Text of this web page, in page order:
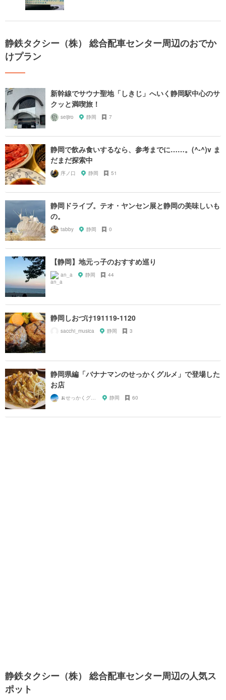
静鉄タクシー（株） 総合配車センター周辺のおでか
けプラン
新幹線でサウナ聖地「しきじ」へいく静岡駅中心のサ
クッと満喫旅！
seijiro 静岡 7
静岡で飲み食いするなら、参考までに……。(^-^)v ま
だまだ探索中
序ノ口 静岡 51
静岡ドライブ。テオ・ヤンセン展と静岡の美味しいも
の。
tabby 静岡 0
【静岡】地元っ子のおすすめ巡り
an_a 静岡 44
静岡しおづけ191119-1120
sacchi_musica 静岡 3
静岡県編「バナナマンのせっかくグルメ」で登場した
お店
🍌せっかくグルメまにあ🍌 静岡 60
静鉄タクシー（株） 総合配車センター周辺の人気ス
ポット